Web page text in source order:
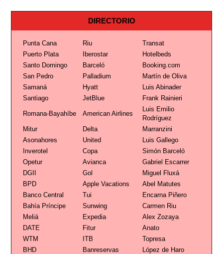
DIRECTORIO
Punta Cana Riu
Transat
Puerto Plata
Iberostar
Hotelbeds
Santo Domingo
Barceló
Booking.com
San Pedro
Palladium
Martín de Oliva
Samaná
Hyatt
Luis Abinader
Santiago
JetBlue Frank Rainieri
Romana-Bayahíbe American Airlines
Luis Emilio
Rodríguez
Mitur
Delta
Marranzini
Asonahores
United
Luis Gallego
Inverotel
Copa
Simón Barceló
Opetur
Avianca
Gabriel Escarrer
DGII
Gol
Miguel Fluxá
BPD
Apple Vacations
Abel Matutes
Banco Central
Tui
Encarna Piñero
Bahía Príncipe
Sunwing
Carmen Riu
Meliá
Expedia
Alex Zozaya
DATE
Fitur
Anato
WTM
ITB
Topresa
BHD
Banreservas López de Haro